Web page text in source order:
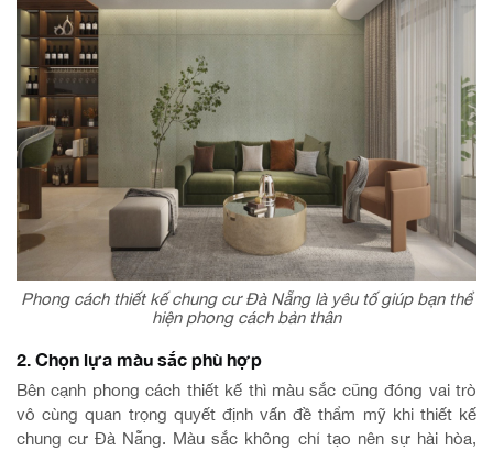
Phong cách thiết kế chung cư Đà Nẵng là yêu tố giúp bạn thể
hiện phong cách bản thân
2. Chọn lựa màu sắc phù hợp
Bên cạnh phong cách thiết kế thì màu sắc cũng đóng vai trò
vô cùng quan trọng quyết định vấn đề thẩm mỹ khi thiết kế
chung cư Đà Nẵng. Màu sắc không chỉ tạo nên sự hài hòa,